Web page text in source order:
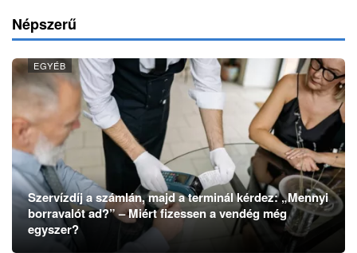
Népszerű
EGYÉB
Szervízdíj a számlán, majd a terminál kérdez: „Mennyi
borravalót ad?” – Miért fizessen a vendég még
egyszer?